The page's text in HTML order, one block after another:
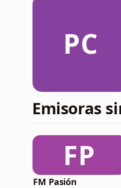
PC
Emisoras
FP
FM Pasión